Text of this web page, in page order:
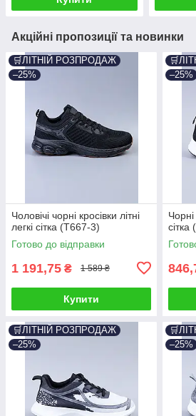
Акційні пропозиції та новинки
🛒ЛІТНІЙ РОЗПРОДАЖ
–25%
Чоловічі чорні кросівки літні
легкі сітка (T667-3)
Готово до відправки
1 191,75 ₴ 1 589 ₴
Купити
–25%
Чорні
сітка
🛒ЛІТНІЙ РОЗПРОДАЖ
–25%
–25%